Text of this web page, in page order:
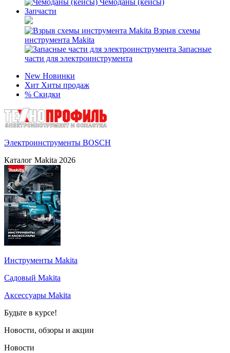
Чемоданы (кейсы)
Запчасти
Взрыв схемы
инструмента Makita
Запасные
части для электроинструмента
New Новинки
Хит Хиты продаж
% Скидки
Электроинструменты BOSCH
Каталог Makita 2026
Инструменты Makita
Садовый Makita
Аксессуары Makita
Будьте в курсе!
Новости, обзоры и акции
Новости